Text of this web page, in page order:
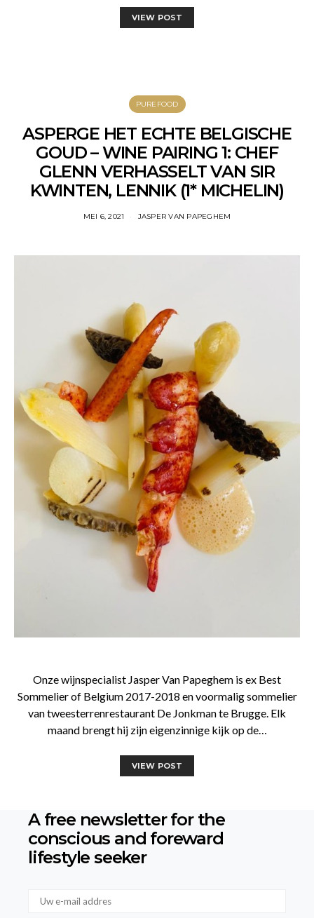
VIEW POST
PUREFOOD
ASPERGE HET ECHTE BELGISCHE
GOUD – WINE PAIRING 1: CHEF
GLENN VERHASSELT VAN SIR
KWINTEN, LENNIK (1* MICHELIN)
MEI 6, 2021 JASPER VAN PAPEGHEM
Onze wijnspecialist Jasper Van Papeghem is ex Best
Sommelier of Belgium 2017-2018 en voormalig sommelier
van tweesterrenrestaurant De Jonkman te Brugge. Elk
maand brengt hij zijn eigenzinnige kijk op de…
VIEW POST
A free newsletter for the
conscious and foreward
lifestyle seeker